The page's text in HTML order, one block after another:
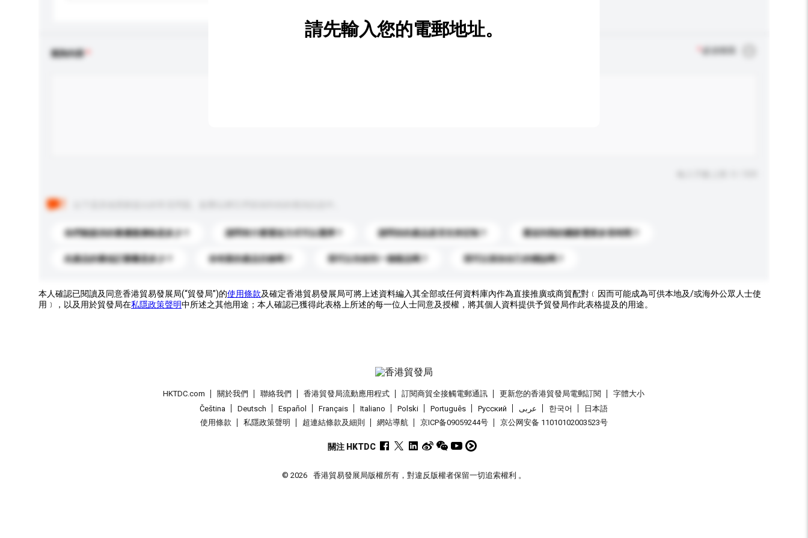
查詢內容
你們能提供的最優惠價格是多少？ 請問有什麼運送方式可以選擇？ 請問你的產品是否支持定制？ 運送到我的國家需要多長時間？
此產品的最低訂購量是多少？ 你有新的產品目錄嗎？ 我可以先收到一個樣品嗎？ 我可以添加自己的標誌嗎？
請先輸入您的電郵地址。
本人確認已閱讀及同意香港貿易發展局(“貿發局”)的使用條款及確定香港貿易發展局可將上述資料編入其全部或任何資料庫內作為直接推廣或商貿配對﹝因而可能成為可供本地及/或海外公眾人士使
用﹞，以及用於貿發局在私隱政策聲明中所述之其他用途；本人確認已獲得此表格上所述的每一位人士同意及授權，將其個人資料提供予貿發局作此表格提及的用途。
HKTDC.com 關於我們 聯絡我們 香港貿發局流動應用程式 訂閱商貿全接觸電郵通訊 更新您的香港貿發局電郵訂閱
字體大小
Čeština
Deutsch Español Français Italiano Polski Português Pусский عربى 한국어
日本語
使用條款
私隱政策聲明 超連結條款及細則 網站導航 京ICP备09059244号 京公网安备 11010102003523号
關注 HKTDC
© 2026 香港貿易發展局版權所有，對違反版權者保留一切追索權利 。